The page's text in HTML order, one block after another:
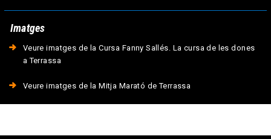
Imatges
Veure imatges de la Cursa Fanny Sallés. La cursa de les dones
a Terrassa
Veure imatges de la Mitja Marató de Terrassa